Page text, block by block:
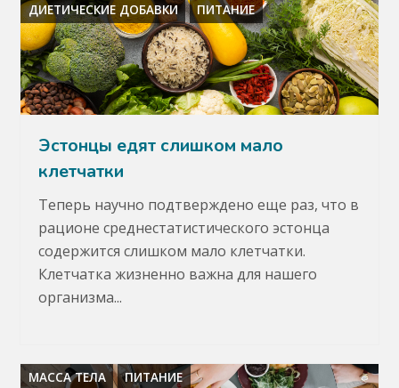
ДИЕТИЧЕСКИЕ ДОБАВКИ ПИТАНИЕ
Эстонцы едят слишком мало
клетчатки
Теперь научно подтверждено еще раз, что в
рационе среднестатистического эстонца
содержится слишком мало клетчатки.
Клетчатка жизненно важна для нашего
организма...
МАССА ТЕЛА ПИТАНИЕ